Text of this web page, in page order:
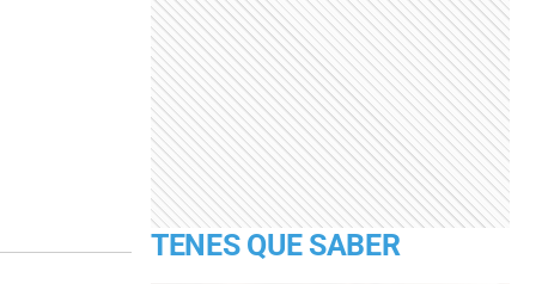
TENES QUE SABER